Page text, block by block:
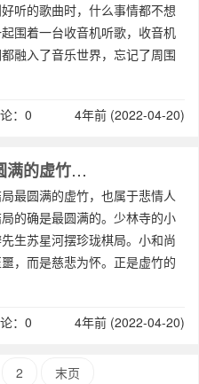
听的歌曲时，什么事情都不想
围着一台收音机听歌，收音机
融入了音乐世界，忘记了周围
：0 4年前 (2022-04-20)
《天龙八部》人生结局最圆满的虚竹，也算悲情人物之一吗？
最圆满的虚竹，也属于悲情人
的确是最圆满的。少林寺的小
生苏星河摆珍珑棋局。小和尚
，而是慈悲为怀。正是虚竹的
自填一
：0 4年前 (2022-04-20)
2 末页